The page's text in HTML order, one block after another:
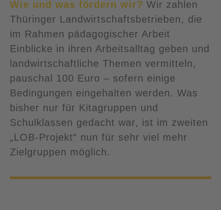
Wie und was fördern wir? Wir zahlen
Thüringer Landwirtschaftsbetrieben, die
im Rahmen pädagogischer Arbeit
Einblicke in ihren Arbeitsalltag geben und
landwirtschaftliche Themen vermitteln,
pauschal 100 Euro – sofern einige
Bedingungen eingehalten werden. Was
bisher nur für Kitagruppen und
Schulklassen gedacht war, ist im zweiten
„LOB-Projekt“ nun für sehr viel mehr
Zielgruppen möglich.